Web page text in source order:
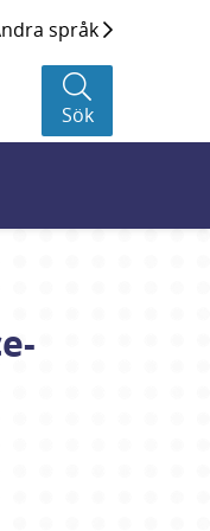
språk
Sök